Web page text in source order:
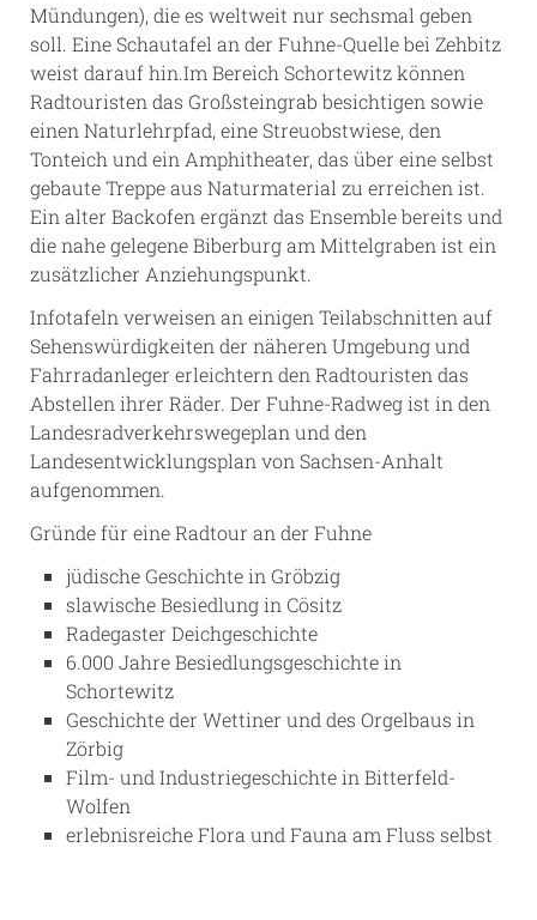
Mündungen), die es weltweit nur sechsmal geben
soll. Eine Schautafel an der Fuhne-Quelle bei Zehbitz
weist darauf hin.Im Bereich Schortewitz können
Radtouristen das Großsteingrab besichtigen sowie
einen Naturlehrpfad, eine Streuobstwiese, den
Tonteich und ein Amphitheater, das über eine selbst
gebaute Treppe aus Naturmaterial zu erreichen ist.
Ein alter Backofen ergänzt das Ensemble bereits und
die nahe gelegene Biberburg am Mittelgraben ist ein
zusätzlicher Anziehungspunkt.
Infotafeln verweisen an einigen Teilabschnitten auf
Sehenswürdigkeiten der näheren Umgebung und
Fahrradanleger erleichtern den Radtouristen das
Abstellen ihrer Räder. Der Fuhne-Radweg ist in den
Landesradverkehrswegeplan und den
Landesentwicklungsplan von Sachsen-Anhalt
aufgenommen.
Gründe für eine Radtour an der Fuhne
jüdische Geschichte in Gröbzig
slawische Besiedlung in Cösitz
Radegaster Deichgeschichte
6.000 Jahre Besiedlungsgeschichte in
Schortewitz
Geschichte der Wettiner und des Orgelbaus in
Zörbig
Film- und Industriegeschichte in Bitterfeld-
Wolfen
erlebnisreiche Flora und Fauna am Fluss selbst